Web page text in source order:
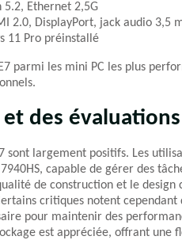
5.2, Ethernet 2,5G
2.0, DisplayPort, jack audio 3,5
11 Pro préinstallé
parmi les mini PC les plus
des
sont largement positifs. Les
capable de gérer des
de construction et le
critiques notent
pour maintenir des
est appréciée, offrant une